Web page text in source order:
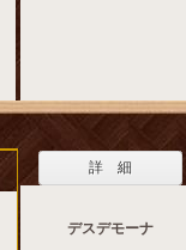
詳 細
デスデモーナ